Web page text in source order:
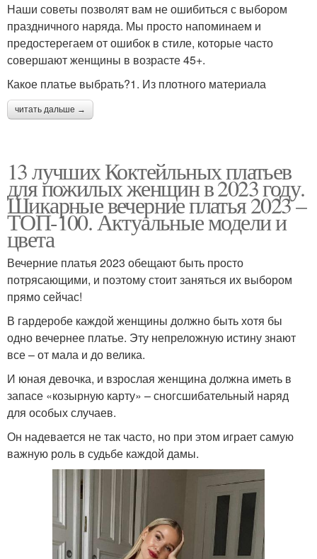
Наши советы позволят вам не ошибиться с выбором
праздничного наряда. Мы просто напоминаем и
предостерегаем от ошибок в стиле, которые часто
совершают женщины в возрасте 45+.
Какое платье выбрать?1. Из плотного материала
читать дальше →
13 лучших Коктейльных платьев
для пожилых женщин в 2023 году.
Шикарные вечерние платья 2023 –
ТОП-100. Актуальные модели и
цвета
Вечерние платья 2023 обещают быть просто
потрясающими, и поэтому стоит заняться их выбором
прямо сейчас!
В гардеробе каждой женщины должно быть хотя бы
одно вечернее платье. Эту непреложную истину знают
все – от мала и до велика.
И юная девочка, и взрослая женщина должна иметь в
запасе «козырную карту» – сногсшибательный наряд
для особых случаев.
Он надевается не так часто, но при этом играет самую
важную роль в судьбе каждой дамы.